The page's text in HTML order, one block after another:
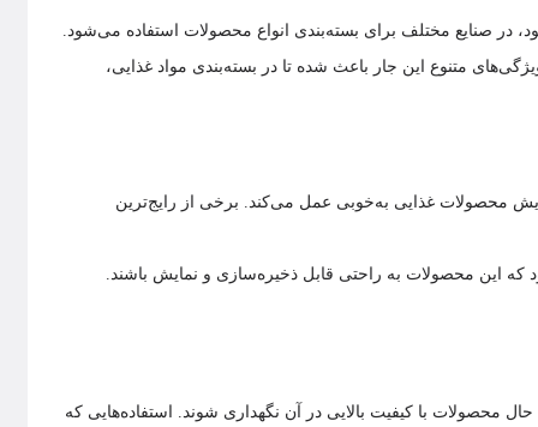
صنایع مختلف برای بسته‌بندی انواع محصولات استفاده می‌شود.
متنوع این جار باعث شده تا در بسته‌بندی مواد غذایی،
محصولات غذایی به‌خوبی عمل می‌کند. برخی از رایج‌ترین
با کیفیت بالایی در آن نگهداری شوند. استفاده‌هایی که